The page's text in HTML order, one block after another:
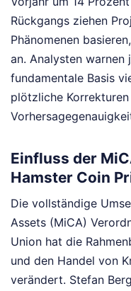
Rückgangs ziehen
Phänomenen
an. Analysten warnen
fundamentale Basis
plötzliche
Einfluss der
Hamster Coin
Die vollständige
Assets (MiCA)
Union hat die
und den Handel von
verändert. Stefan